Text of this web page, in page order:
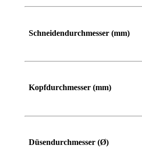
Schneidendurchmesser (mm)
Kopfdurchmesser (mm)
Düsendurchmesser (Ø)